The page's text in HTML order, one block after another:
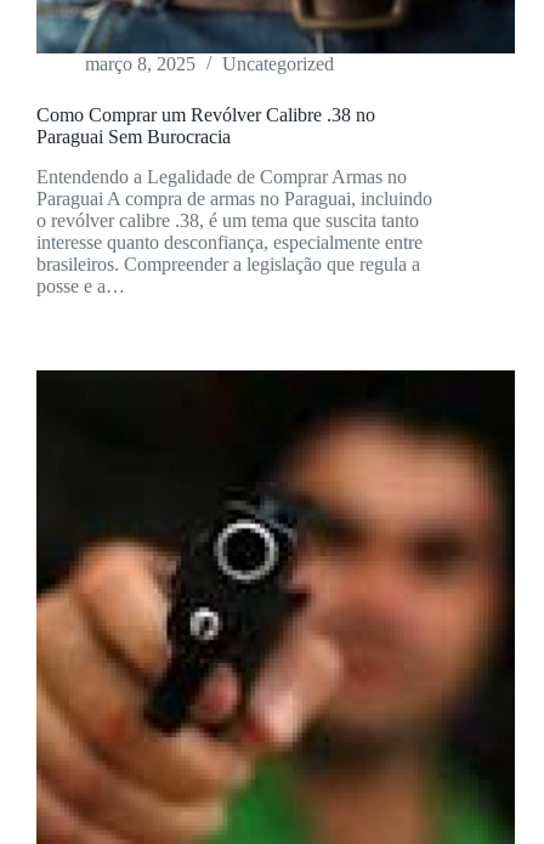
março 8, 2025 Uncategorized
Como Comprar um Revólver Calibre .38 no
Paraguai Sem Burocracia
Entendendo a Legalidade de Comprar Armas no
Paraguai A compra de armas no Paraguai, incluindo
o revólver calibre .38, é um tema que suscita tanto
interesse quanto desconfiança, especialmente entre
brasileiros. Compreender a legislação que regula a
posse e a…